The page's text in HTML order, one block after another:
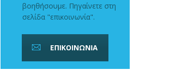
βοηθήσουμε. Πηγαίνετε στη
σελίδα "επικοινωνία".
ΕΠΙΚΟΙΝΩΝΙΑ